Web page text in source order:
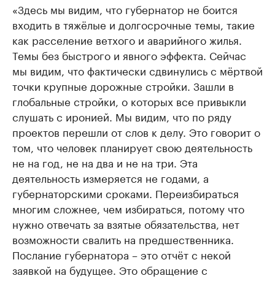
«Здесь мы видим, что губернатор не боится
входить в тяжёлые и долгосрочные темы, такие
как расселение ветхого и аварийного жилья.
Темы без быстрого и явного эффекта. Сейчас
мы видим, что фактически сдвинулись с мёртвой
точки крупные дорожные стройки. Зашли в
глобальные стройки, о которых все привыкли
слушать с иронией. Мы видим, что по ряду
проектов перешли от слов к делу. Это говорит о
том, что человек планирует свою деятельность
не на год, не на два и не на три. Эта
деятельность измеряется не годами, а
губернаторскими сроками. Переизбираться
многим сложнее, чем избираться, потому что
нужно отвечать за взятые обязательства, нет
возможности свалить на предшественника.
Послание губернатора – это отчёт с некой
заявкой на будущее. Это обращение с